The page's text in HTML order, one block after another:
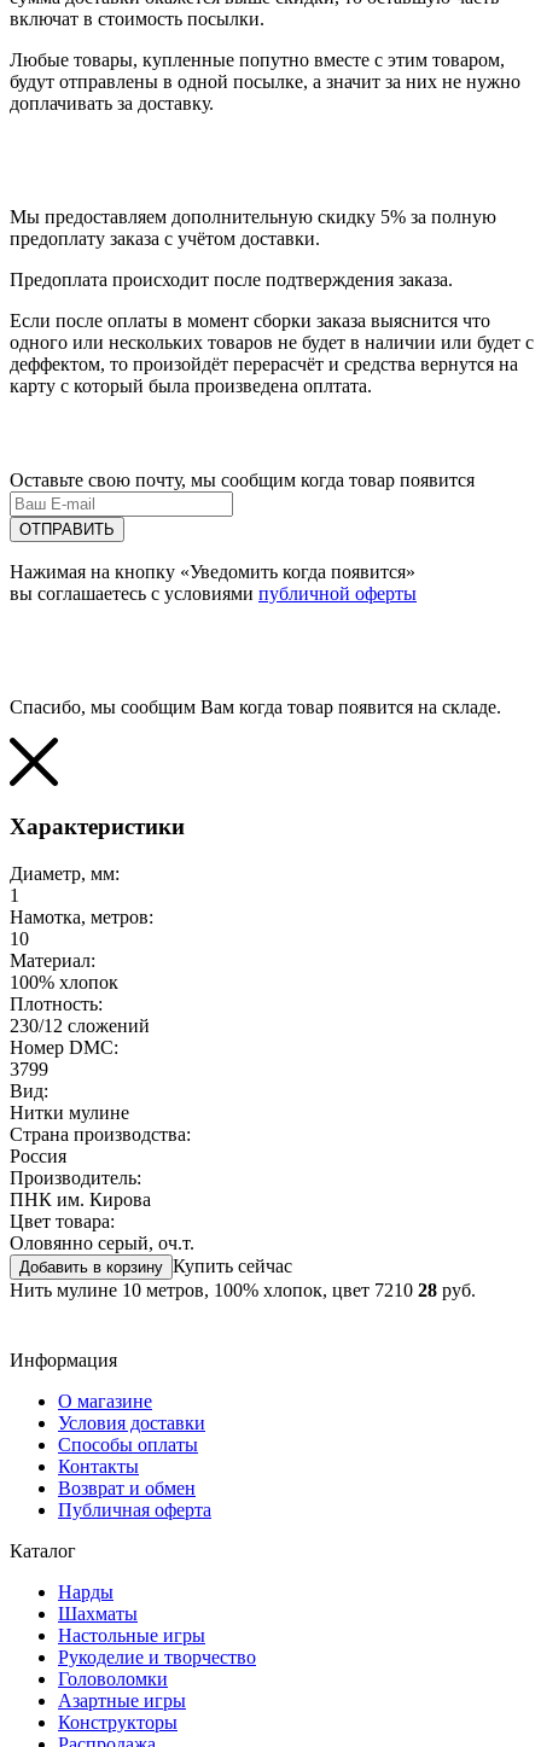
включат в стоимость посылки.
Любые товары, купленные попутно вместе с этим товаром,
будут отправлены в одной посылке, а значит за них не нужно
доплачивать за доставку.
Мы предоставляем дополнительную скидку 5% за полную
предоплату заказа с учётом доставки.
Предоплата происходит после подтверждения заказа.
Если после оплаты в момент сборки заказа выяснится что
одного или нескольких товаров не будет в наличии или будет с
деффектом, то произойдёт перерасчёт и средства вернутся на
карту с который была произведена оплтата.
Оставьте свою почту, мы сообщим когда товар появится
ОТПРАВИТЬ
Нажимая на кнопку «Уведомить когда появится»
вы соглашаетесь с условиями публичной оферты
Спасибо, мы сообщим Вам когда товар появится на складе.
Характеристики
Диаметр, мм:
1
Намотка, метров:
10
Материал:
100% хлопок
Плотность:
230/12 сложений
Номер DMC:
3799
Вид:
Нитки мулине
Страна производства:
Россия
Производитель:
ПНК им. Кирова
Цвет товара:
Оловянно серый, оч.т.
Добавить в корзину Купить сейчас
Нить мулине 10 метров, 100% хлопок, цвет 7210 28 руб.
Информация
О магазине
Условия доставки
Способы оплаты
Контакты
Возврат и обмен
Публичная оферта
Каталог
Нарды
Шахматы
Настольные игры
Рукоделие и творчество
Головоломки
Азартные игры
Конструкторы